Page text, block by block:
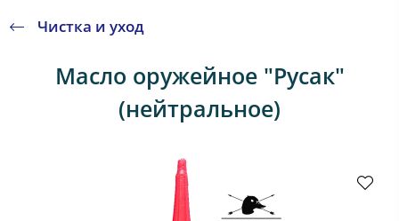
Чистка и уход
Масло оружейное "Русак"
(нейтральное)